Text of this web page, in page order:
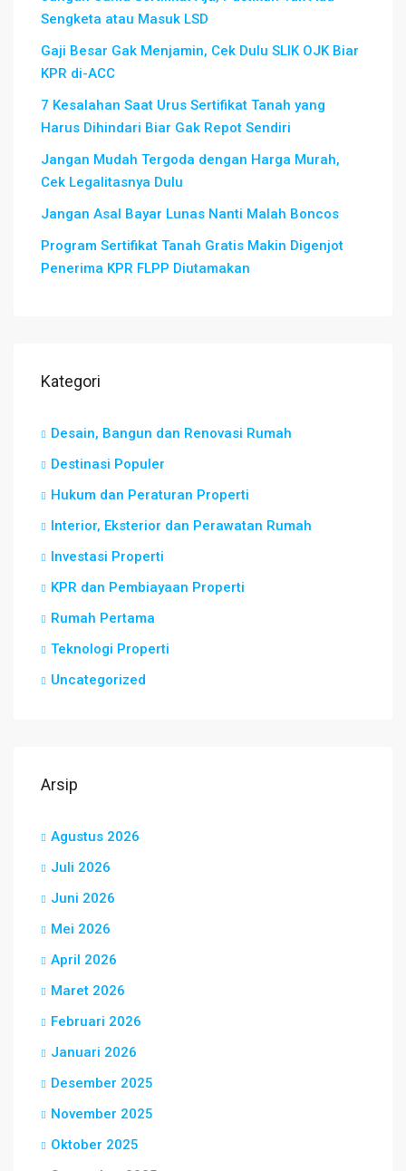
Sengketa atau Masuk LSD
Gaji Besar Gak Menjamin, Cek Dulu SLIK OJK Biar
KPR di-ACC
7 Kesalahan Saat Urus Sertifikat Tanah yang
Harus Dihindari Biar Gak Repot Sendiri
Jangan Mudah Tergoda dengan Harga Murah,
Cek Legalitasnya Dulu
Jangan Asal Bayar Lunas Nanti Malah Boncos
Program Sertifikat Tanah Gratis Makin Digenjot
Penerima KPR FLPP Diutamakan
Kategori
Desain, Bangun dan Renovasi Rumah
Destinasi Populer
Hukum dan Peraturan Properti
Interior, Eksterior dan Perawatan Rumah
Investasi Properti
KPR dan Pembiayaan Properti
Rumah Pertama
Teknologi Properti
Uncategorized
Arsip
Agustus 2026
Juli 2026
Juni 2026
Mei 2026
April 2026
Maret 2026
Februari 2026
Januari 2026
Desember 2025
November 2025
Oktober 2025